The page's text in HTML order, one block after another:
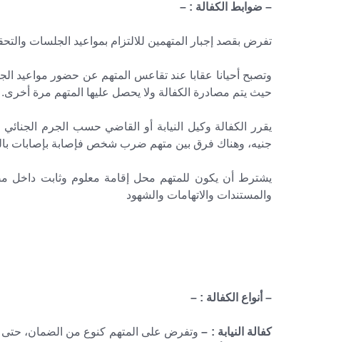
– ضوابط الكفالة : –
تفرض بقصد إجبار المتهمين للالتزام بمواعيد الجلسات
وتصبح أحيانا عقابا عند تقاعس المتهم عن حضور مواعيد
حيث يتم مصادرة الكفالة ولا يحصل عليها المتهم مرة أخرى.
جنيه، وهناك فرق بين متهم ضرب شخص فإصابة بإصابات
يشترط أن يكون للمتهم محل إقامة معلوم وثابت داخل
والمستندات والاتهامات والشهود
– أنواع الكفالة : –
كفالة النيابة : –وتفرض على المتهم كنوع من الضمان، حتى